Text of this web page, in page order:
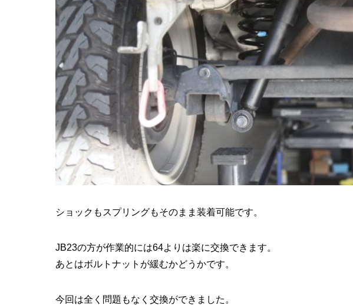
ショックもスプリングもそのまま装着可能です。
JB23の方が作業的には64よりは楽に交換できます。
あとはボルトナットが緩むかどうかです。
今回は全く問題もなく交換ができました。